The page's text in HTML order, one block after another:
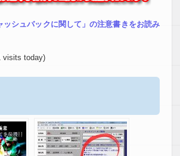
シュバックに関して」の注意書きをお読み
visits today)